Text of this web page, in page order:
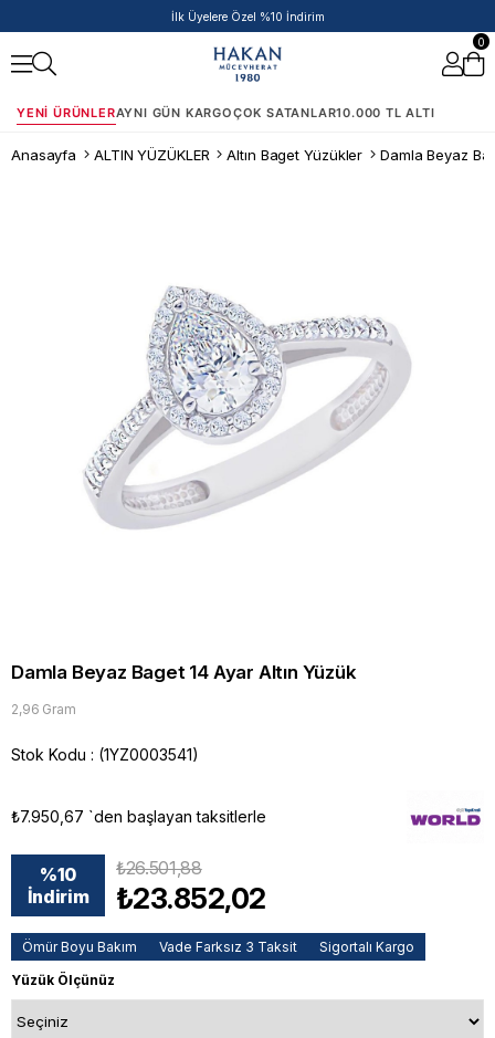
İlk Üyelere Özel %10 İndirim
0
YENI ÜRÜNLERAYNI GÜN KARGOÇOK SATANLAR10.000 TL ALTI
Anasayfa ALTIN YÜZÜKLER Altın Baget Yüzükler Damla Beyaz
Damla Beyaz Baget 14 Ayar Altın Yüzük
2,96 Gram
Stok Kodu (1YZ0003541)
₺7.950,67 `den başlayan taksitlerle
%10
İndirim
₺26.501,88
₺23.852,02
Ömür Boyu Bakım Vade Farksız 3 Taksit
Sigortalı Kargo
Yüzük Ölçünüz